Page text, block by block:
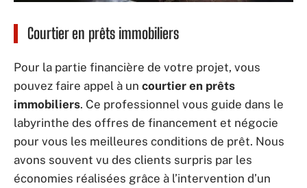
Courtier en prêts immobiliers
Pour la partie financière de votre projet, vous
pouvez faire appel à un courtier en prêts
immobiliers. Ce professionnel vous guide dans le
labyrinthe des offres de financement et négocie
pour vous les meilleures conditions de prêt. Nous
avons souvent vu des clients surpris par les
économies réalisées grâce à l’intervention d’un